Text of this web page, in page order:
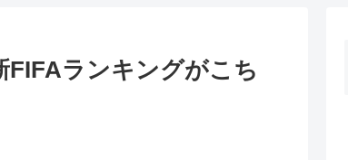
FIFAランキングがこち